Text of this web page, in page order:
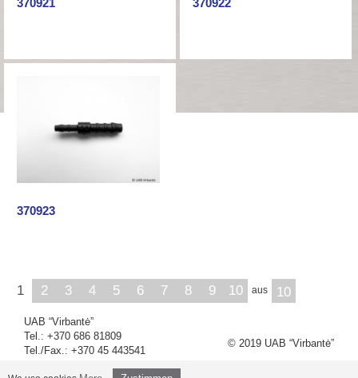
370921 370922
370923
1 2 3 4 5 6 7 8 9 10 aus 10
UAB “Virbantė”
Tel.: +370 686 81809
Tel./Fax.: +370 45 443541
© 2019 UAB “Virbantė”